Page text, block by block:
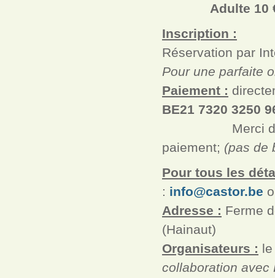
Adulte 10
Inscription :
Réservation par
Pour une parfaite
Paiement :
BE21 7320 3250
Merci de
paiement; (pas de
Pour tous les
: info@castor.be
Adresse : Ferme
(Hainaut)
Organisateurs :
collaboration avec